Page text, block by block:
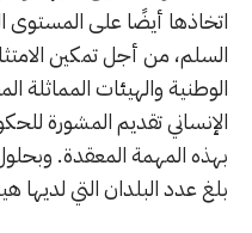
اتخاذها أيضًا على المستوى
السلم، من أجل تمكين
الوطنية والهيئات المماثلة
الإنساني تقديم المشورة
بلغ عدد البلدان التي لديها هيئة